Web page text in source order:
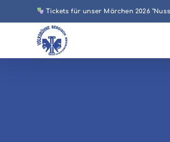
Tickets für unser Märchen 2026